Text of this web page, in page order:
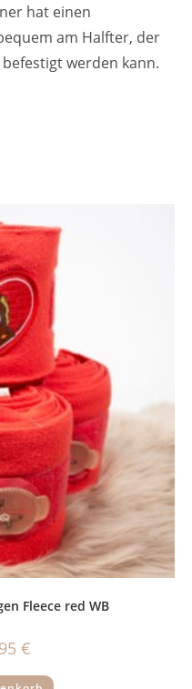
hat einen
am Halfter, der
werden kann.
Fleece red WB
€
€
5,95 €.